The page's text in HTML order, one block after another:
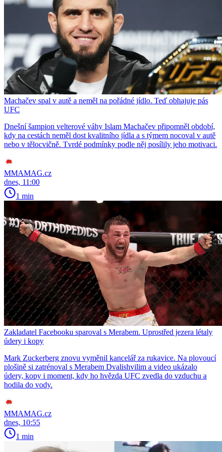
Machačev spal v autě a neměl na pořádné jídlo. Teď obhajuje pás
UFC
Dnešní šampion velterové váhy Islam Machačev připomněl období,
kdy na cestách neměl dost kvalitního jídla a s týmem nocoval v autě
nebo v tělocvičně. Tvrdé podmínky podle něj posílily jeho motivaci.
MMAMAG.cz
dnes, 11:00
1 min
Zakladatel Facebooku sparoval s Merabem. Uprostřed jezera létaly
údery i kopy
Mark Zuckerberg znovu vyměnil kancelář za rukavice. Na plovoucí
plošině si zatrénoval s Merabem Dvalishvilim a video ukázalo
údery, kopy i moment, kdy ho hvězda UFC zvedla do vzduchu a
hodila do vody.
MMAMAG.cz
dnes, 10:55
1 min